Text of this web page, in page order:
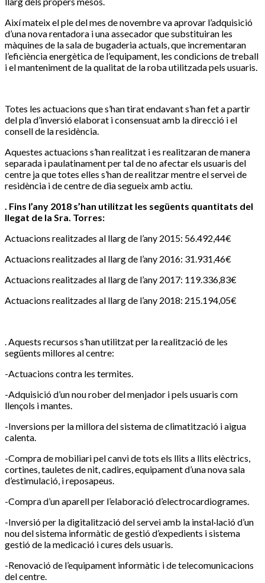
Així mateix el ple del mes de novembre va aprovar l’adquisició
d’una nova rentadora i una assecador que substituiran les
màquines de la sala de bugaderia actuals, que incrementaran
l’eficiència energètica de l’equipament, les condicions de treball
i el manteniment de la qualitat de la roba utilitzada pels usuaris.
Totes les actuacions que s’han tirat endavant s’han fet a partir
del pla d’inversió elaborat i consensuat amb la direcció i el
consell de la residència.
Aquestes actuacions s’han realitzat i es realitzaran de manera
separada i paulatinament per tal de no afectar els usuaris del
centre ja que totes elles s’han de realitzar mentre el servei de
residència i de centre de dia segueix amb actiu.
. Fins l’any 2018 s’han utilitzat les següents quantitats del
llegat de la Sra. Torres:
Actuacions realitzades al llarg de l’any 2015: 56.492,44€
Actuacions realitzades al llarg de l’any 2016: 31.931,46€
Actuacions realitzades al llarg de l’any 2017: 119.336,83€
Actuacions realitzades al llarg de l’any 2018: 215.194,05€
. Aquests recursos s’han utilitzat per la realització de les
següents millores al centre:
-Actuacions contra les termites.
-Adquisició d’un nou rober del menjador i pels usuaris com
llençols i mantes.
-Inversions per la millora del sistema de climatització i aigua
calenta.
-Compra de mobiliari pel canvi de tots els llits a llits elèctrics,
cortines, tauletes de nit, cadires, equipament d’una nova sala
d’estimulació, i reposapeus.
-Compra d’un aparell per l’elaboració d’electrocardiogrames.
-Inversió per la digitalització del servei amb la instal·lació d’un
nou del sistema informàtic de gestió d’expedients i sistema
gestió de la medicació i cures dels usuaris.
-Renovació de l’equipament informàtic i de telecomunicacions
del centre.